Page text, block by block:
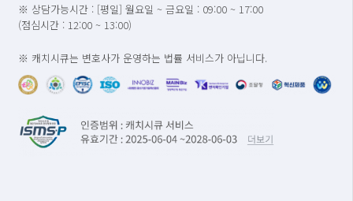
※ 상담가능시간 : [평일] 월요일 ~ 금요일 : 09:00 ~ 17:00
(점심시간 : 12:00 ~ 13:00)
※ 캐치시큐는 변호사가 운영하는 법률 서비스가 아닙니다.